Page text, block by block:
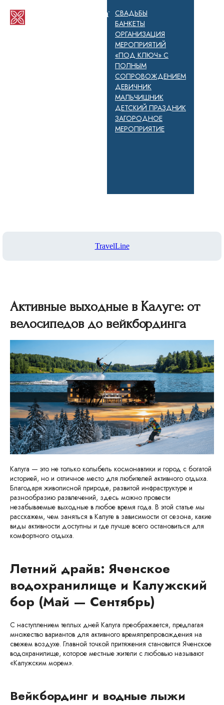
СВАДЬБЫ
БАНКЕТЫ
ОРГАНИЗАЦИЯ
МЕРОПРИЯТИЙ
«ПОД КЛЮЧ» С
ПОЛНЫМ
СОПРОВОЖДЕНИЕМ
ДЕВИЧНИК
МАЛЬЧИШНИК
ДЕТСКИЙ ПРАЗДНИК
ЗАГОРОДНОЕ
МЕРОПРИЯТИЕ
TravelLine
Активные выходные в Калуге: от
велосипедов до вейкбординга
Калуга — это не только колыбель космонавтики и город с богатой
историей, но и отличное место для любителей активного отдыха.
Благодаря живописной природе, развитой инфраструктуре и
разнообразию развлечений, здесь можно провести
незабываемые выходные в любое время года. В этой статье мы
расскажем, чем заняться в Калуге в зависимости от сезона, какие
виды активности доступны и где лучше всего остановиться для
комфортного отдыха.
Летний драйв: Яченское
водохранилище и Калужский
бор (Май — Сентябрь)
С наступлением теплых дней Калуга преображается, предлагая
множество вариантов для активного времяпрепровождения на
свежем воздухе. Главной точкой притяжения становится Яченское
водохранилище, которое местные жители с любовью называют
«Калужским морем».
Вейкбординг и водные лыжи